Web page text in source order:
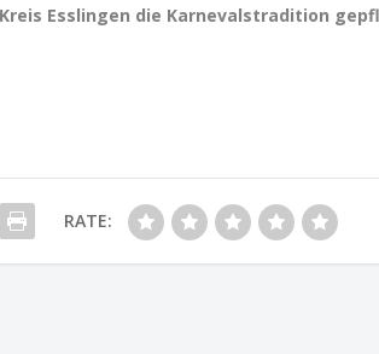
Esslingen die Karnevalstradition
RATE: